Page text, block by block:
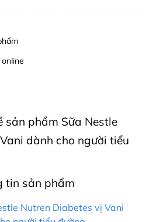
sản phẩm Sữa Nestle
dành cho người tiểu
tin sản phẩm
Nutren Diabetes vị Vani